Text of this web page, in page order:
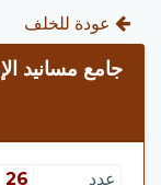
عودة للخلف
جامع مسانيد
عدد
26